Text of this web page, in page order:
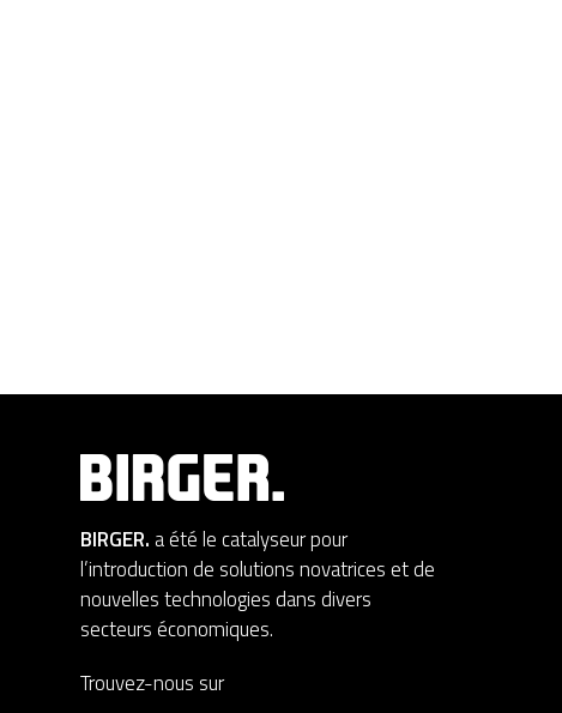
BIRGER. a été le catalyseur pour
l’introduction de solutions novatrices et de
nouvelles technologies dans divers
secteurs économiques.
Trouvez-nous sur